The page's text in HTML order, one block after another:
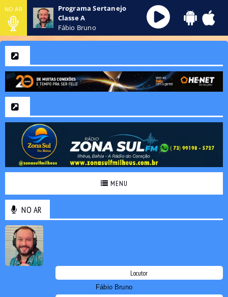
NO AR
Programa Sertanejo
Classe A
Fábio Bruno
MENU
NO AR
Locutor
Fábio Bruno